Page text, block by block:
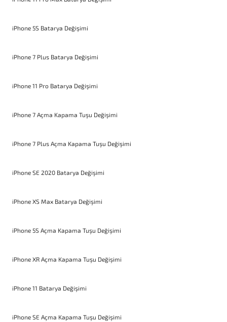
iPhone 5S Batarya Değişimi
iPhone 7 Plus Batarya Değişimi
iPhone 11 Pro Batarya Değişimi
iPhone 7 Açma Kapama Tuşu Değişimi
iPhone 7 Plus Açma Kapama Tuşu Değişimi
iPhone SE 2020 Batarya Değişimi
iPhone XS Max Batarya Değişimi
iPhone 5S Açma Kapama Tuşu Değişimi
iPhone XR Açma Kapama Tuşu Değişimi
iPhone 11 Batarya Değişimi
iPhone SE Açma Kapama Tuşu Değişimi